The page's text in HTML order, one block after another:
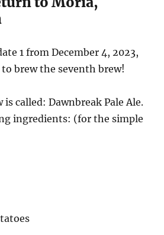
1 from December 4, 2023,
brew the seventh brew!
is called: Dawnbreak Pale Ale.
ingredients: (for the simple